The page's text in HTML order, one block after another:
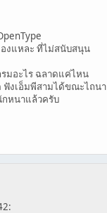
องแหละ ที่ไม่สนับสนุน
รมอะไร ฉลาดแค่ไหน
ฟังเอ็มพีสามได้ขณะไถนา
หนาแล้วครับ